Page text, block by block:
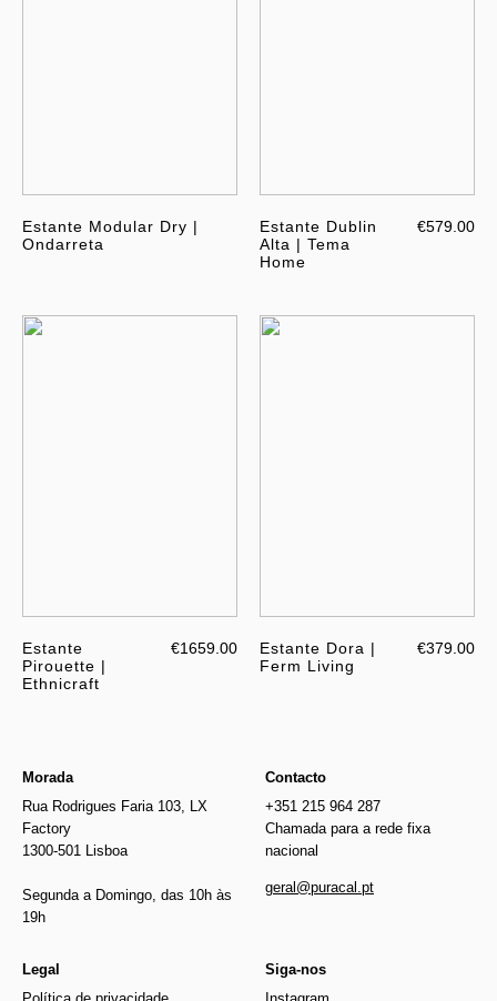
Estante Modular Dry |
Ondarreta
Estante Dublin
Alta | Tema
Home
€579.00
Estante
Pirouette |
Ethnicraft
€1659.00
Estante Dora |
Ferm Living
€379.00
Morada
Rua Rodrigues Faria 103, LX
Factory
1300-501 Lisboa
Segunda a Domingo, das 10h às
19h
Contacto
+351 215 964 287
Chamada para a rede fixa
nacional
geral@puracal.pt
Legal
Siga-nos